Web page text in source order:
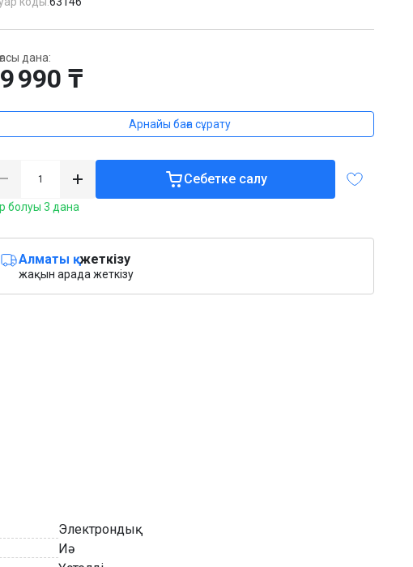
дана:
990 ₸
Арнайы баға сұрату
Себетке салу
болуы 3 дана
Алматы қ.жеткізу
жақын арада жеткізу
Электрондық
Иә